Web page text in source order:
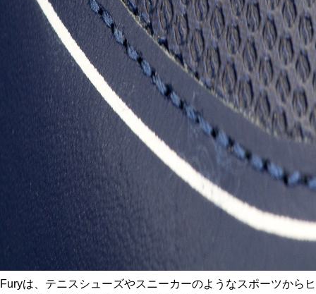
Furyは、テニスシューズやスニーカーのようなスポーツからヒ